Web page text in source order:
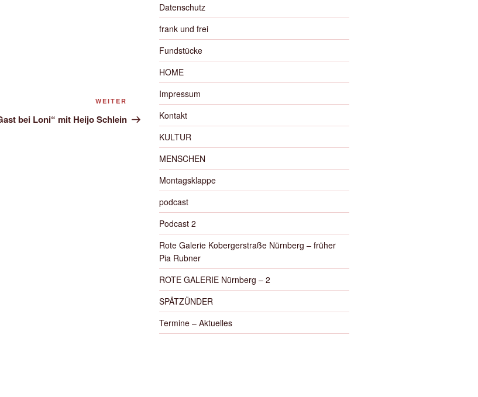
Nächster
Beitrag
WEITER
bei Loni“ mit Heijo Schlein
Datenschutz
frank und frei
Fundstücke
HOME
Impressum
Kontakt
KULTUR
MENSCHEN
Montagsklappe
podcast
Podcast 2
Rote Galerie Kobergerstraße Nürnberg – früher
Pia Rubner
ROTE GALERIE Nürnberg – 2
SPÄTZÜNDER
Termine – Aktuelles